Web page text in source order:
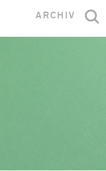
ARCHIV